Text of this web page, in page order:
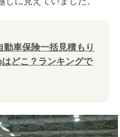
動車保険一括見積もり
どこ？ランキングで